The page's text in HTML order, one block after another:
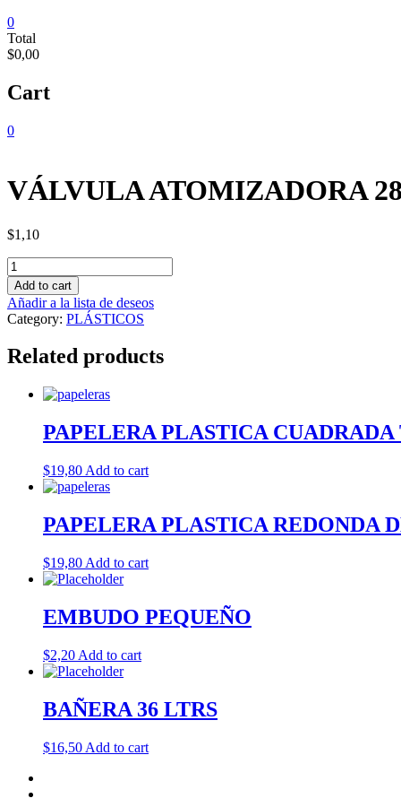
0
Total
$0,00
Cart
0
VÁLVULA ATOMIZADORA
$1,10
VÁLVULA
ATOMIZADORA
28/400
quantity
Add to cart
Añadir a la lista de deseos
Category: PLÁSTICOS
Related products
PAPELERA PLASTICA CUADRADA
$19,80 Add to cart
PAPELERA PLASTICA REDONDA
$19,80 Add to cart
EMBUDO PEQUEÑO
$2,20 Add to cart
BAÑERA 36 LTRS
$16,50 Add to cart